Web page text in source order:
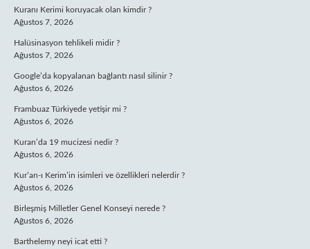
Kuranı Kerimi koruyacak olan kimdir ?
Ağustos 7, 2026
Halüsinasyon tehlikeli midir ?
Ağustos 7, 2026
Google’da kopyalanan bağlantı nasıl silinir ?
Ağustos 6, 2026
Frambuaz Türkiyede yetişir mi ?
Ağustos 6, 2026
Kuran’da 19 mucizesi nedir ?
Ağustos 6, 2026
Kur’an-ı Kerim’in isimleri ve özellikleri nelerdir ?
Ağustos 6, 2026
Birleşmiş Milletler Genel Konseyi nerede ?
Ağustos 6, 2026
Barthelemy neyi icat etti ?